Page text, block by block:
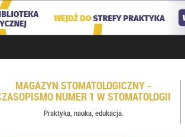
MAGAZYN STOMATOLOGICZNY -
NUMER 1 W STOMATOLOGII
Praktyka, nauka, edukacja.